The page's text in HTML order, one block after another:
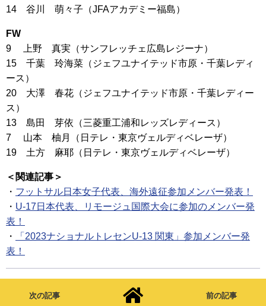
14 谷川 萌々子（JFAアカデミー福島）
FW
9 上野 真実（サンフレッチェ広島レジーナ）
15 千葉 玲海菜（ジェフユナイテッド市原・千葉レディ
ース）
20 大澤 春花（ジェフユナイテッド市原・千葉レディー
ス）
13 島田 芽依（三菱重工浦和レッズレディース）
7 山本 柚月（日テレ・東京ヴェルディベレーザ）
19 土方 麻耶（日テレ・東京ヴェルディベレーザ）
＜関連記事＞
・ フットサル日本女子代表、海外遠征参加メンバー発表！
・ U-17日本代表、リモージュ国際大会に参加のメンバー発
表！
・
「2023ナショナルトレセンU-13 関東」参加メンバー発
表！
次の記事 前の記事